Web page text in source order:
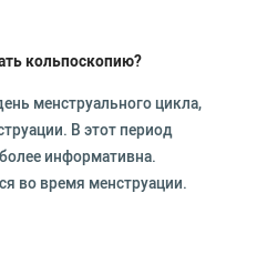
кольпоскопию?
менструального цикла,
В этот период
информативна.
во время менструации.